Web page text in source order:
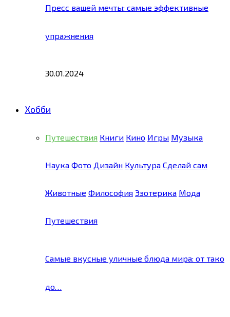
Пресс вашей мечты: самые эффективные
упражнения
30.01.2024
Хобби
Путешествия Книги Кино Игры Музыка
Наука Фото Дизайн Культура Сделай сам
Животные Философия Эзотерика Мода
Путешествия
Самые вкусные уличные блюда мира: от тако
до…